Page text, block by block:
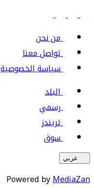
من نحن
تواصل معنا
سياسة الخصوصية
البلد
رسمي
تريندز
سوق
عربي
Powered byMediaZan